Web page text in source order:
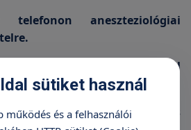
telefonon aneszteziológiai
leleteit, a Szolgálattól
a befizetett csekket.
a beavatkozás
sütiket használ
működés és a felhasználói